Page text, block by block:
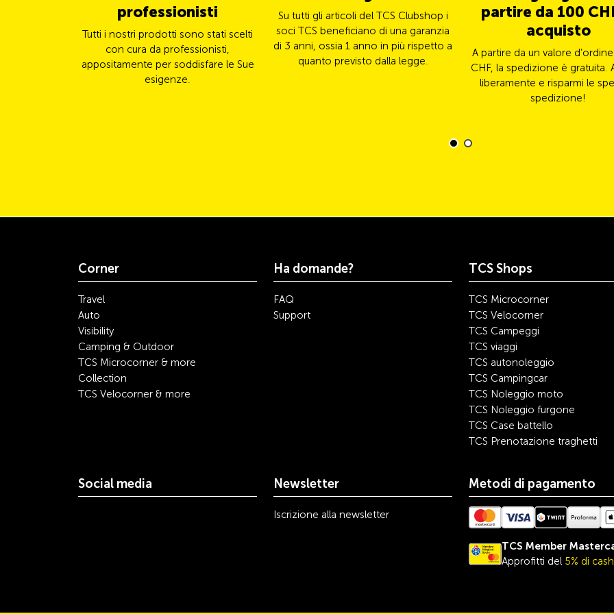
professionisti
Tutti i nostri prodotti sono stati scelti
con cura da professionisti,
appositamente per soddisfare le Sue
esigenze.
Su tutti gli articoli del TCS Clubshop i
soci TCS beneficiano di una garanzia
di 3 anni, ossia 1 anno in più rispetto a
quanto previsto dalla legge.
partire da 100
acquisto
A partire da un valore
CHF, la spedizione è gratuita.
liberamente e risparmi le
spedizione!
Corner
Travel
Auto
Visibility
Camping & Outdoor
TCS Microcorner & more
Collection
TCS Velocorner & more
Ha domande?
FAQ
Support
TCS Shops
TCS Microcorner
TCS Velocorner
TCS Campeggi
TCS viaggi
TCS autonoleggio
TCS Campingcar
TCS Noleggio moto
TCS Noleggio furgone
TCS Case battello
TCS Prenotazione traghetti
Social media Newsletter
Iscrizione alla newsletter
Metodi di pagamento
TCS Member
Approfitti del 5% di